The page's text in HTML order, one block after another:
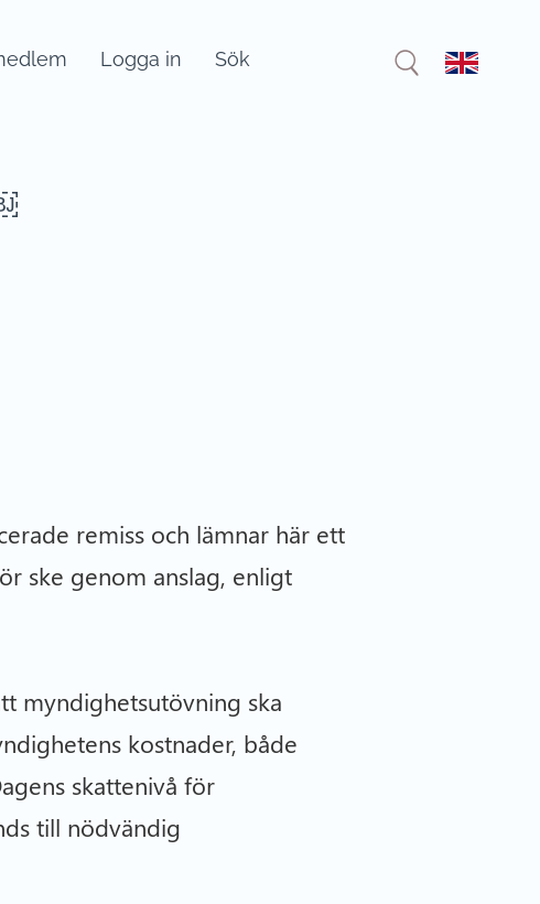
Logga in Sök
remiss och lämnar här ett
ske genom anslag, enligt
myndighetsutövning ska
kostnader, både
skattenivå för
till nödvändig